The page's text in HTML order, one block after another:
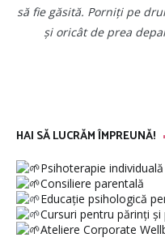
să fie găsită. Porniți pe
și oricât de prea
HAI SĂ LUCRĂM ÎMPREUNĂ!
Psihoterapie
Consiliere parentală
Educație psihologică
Cursuri pentru părinți
Ateliere Corporate